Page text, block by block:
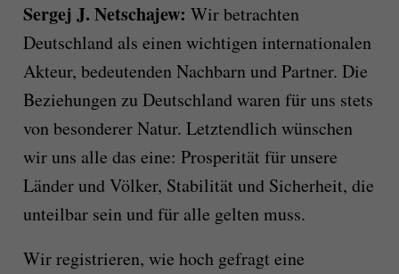
Sergej J. Netschajew: Wir betrachten
Deutschland als einen wichtigen internationalen
Akteur, bedeutenden Nachbarn und Partner. Die
Beziehungen zu Deutschland waren für uns stets
von besonderer Natur. Letztendlich wünschen
wir uns alle das eine: Prosperität für unsere
Länder und Völker, Stabilität und Sicherheit, die
unteilbar sein und für alle gelten muss.
Wir registrieren, wie hoch gefragt eine